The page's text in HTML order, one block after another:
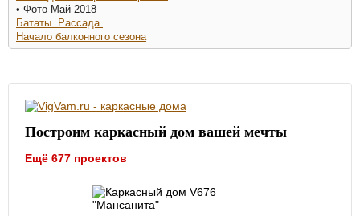
• Фото Май 2018
Бататы. Рассада.
Начало балконного сезона
Построим каркасный дом вашей мечты
Ещё 677 проектов